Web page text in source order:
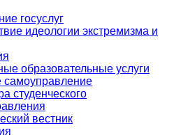
госуслуг
идеологии экстремизма и
образовательные услуги
самоуправление
студенческого
вестник